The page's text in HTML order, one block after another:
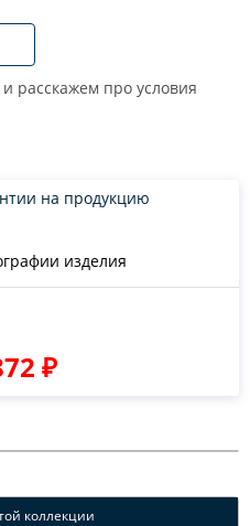
расскажем про условия
изделия
на продукцию
₽
коллекции